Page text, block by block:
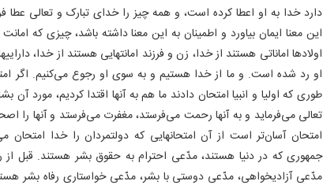
دارد خدا به او اعطا کرده است، و همه چیز را خدای تبارک و تعالی عطا
این معنا ایمان بیاورد و اطمینان به این معنا داشته باشد، چیزی که‌
اولادها اماناتی هستند از خدا، زن و فرزند امانتهایی هستند از خدا،
او رد شده است. و ما از خدا هستیم و به سوی او رجوع می‌کنیم. اگر
طوری که اولیا و انبیا امتحان دادند ما هم به آنها اقتدا کردیم، مورد
تعالی می‌فرماید و به آنها رحمت می‌فرستد، مغفرت می‌فرستد و آنها را
امتحان آسان‌تر است از آن امتحانهایی که دولتمردان را خدا
جمهوری که در دنیا هستند، مدّعی احترام به حقوق بشر هستند. قبل
مدّعی آزادیخواهی، مدّعی دوستی با بشر، مدّعی خواستاری رفاه بشر